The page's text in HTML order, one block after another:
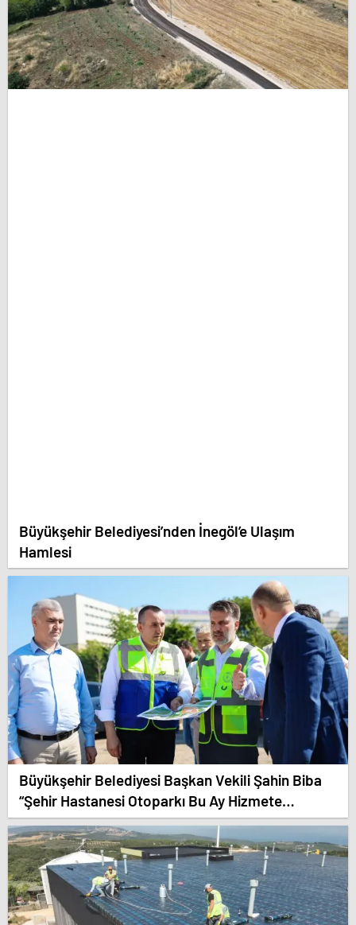
Büyükşehir Belediyesi’nden İnegöl’e Ulaşım
Hamlesi
Büyükşehir Belediyesi Başkan Vekili Şahin Biba
“Şehir Hastanesi Otoparkı Bu Ay Hizmete
Açılacak”